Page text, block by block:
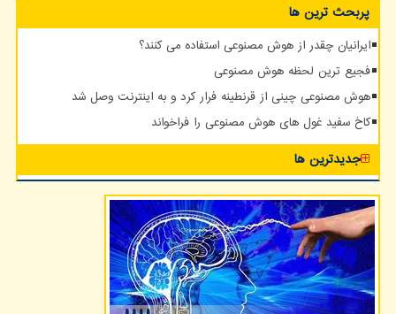
پربحث ترین ها
ایرانیان چقدر از هوش مصنوعی استفاده می کنند؟
فجیع ترین لحظه هوش مصنوعی
هوش مصنوعی چینی از قرنطینه فرار کرد و به اینترنت وصل شد
کاخ سفید غول های هوش مصنوعی را فراخواند
جدیدترین ها